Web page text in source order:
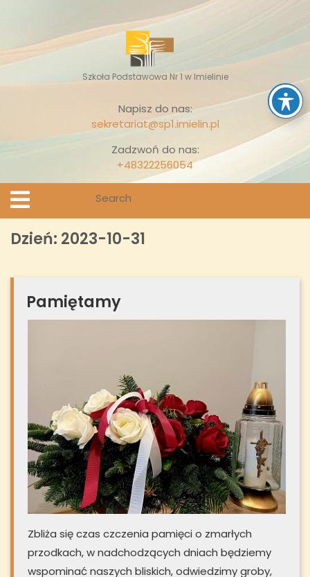
content
Szkoła Podstawowa Nr 1 w Imielinie
Napisz do nas:
sekretariat@sp1.imielin.pl
Zadzwoń do nas:
+48322256054
Open
Menu
Dzień: 2023-10-31
Pamiętamy
Zbliża się czas czczenia pamięci o zmarłych
przodkach, w nadchodzących dniach będziemy
wspominać naszych bliskich, odwiedzimy groby,